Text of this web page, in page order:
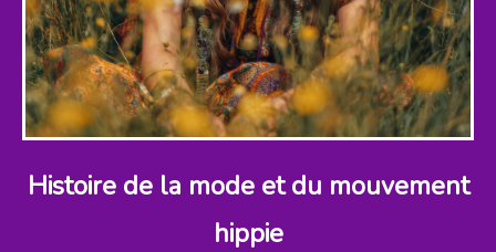
Histoire de la mode et du mouvement
hippie